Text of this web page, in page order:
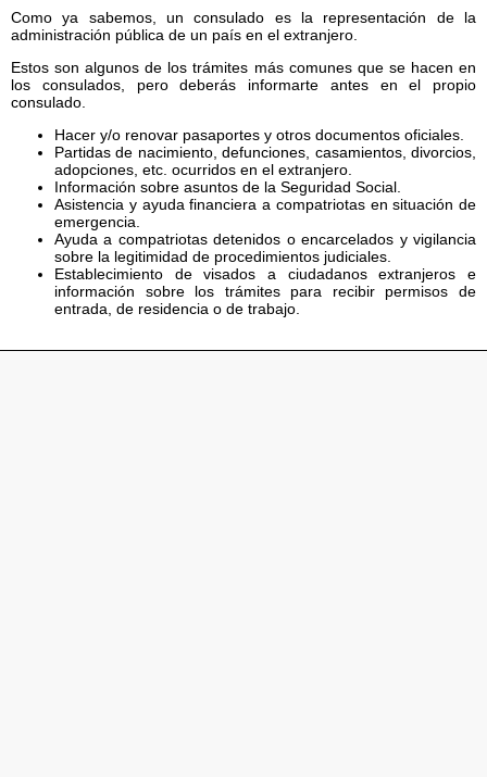
Como ya sabemos, un consulado es la representación de la
administración pública de un país en el extranjero.
Estos son algunos de los trámites más comunes que se hacen en
los consulados, pero deberás informarte antes en el propio
consulado.
Hacer y/o renovar pasaportes y otros documentos oficiales.
Partidas de nacimiento, defunciones, casamientos, divorcios,
adopciones, etc. ocurridos en el extranjero.
Información sobre asuntos de la Seguridad Social.
Asistencia y ayuda financiera a compatriotas en situación de
emergencia.
Ayuda a compatriotas detenidos o encarcelados y vigilancia
sobre la legitimidad de procedimientos judiciales.
Establecimiento de visados a ciudadanos extranjeros e
información sobre los trámites para recibir permisos de
entrada, de residencia o de trabajo.